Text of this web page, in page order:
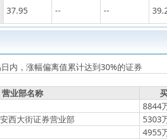
37.95 -- --
内，涨幅偏离值累计达到30%的证券
营业部名称
8844
西大街证券营业部
5303
4955